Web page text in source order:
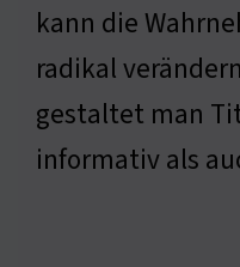
kann die
radikal
gestaltet man
informativ als